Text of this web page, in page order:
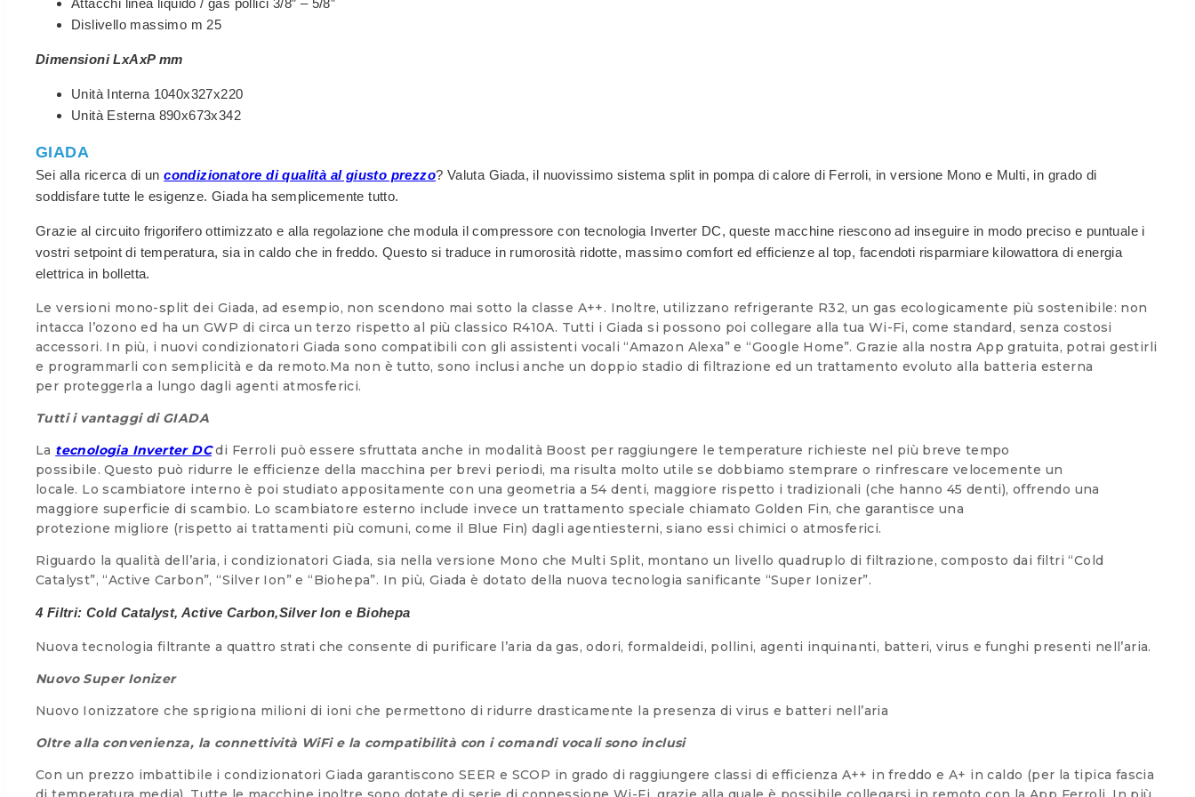
Dislivello massimo m 25
Dimensioni LxAxP mm
Unità Interna 1040x327x220
Unità Esterna 890x673x342
GIADA
Sei alla ricerca di uncondizionatore di qualità al giusto prezzo? Valuta Giada, il nuovissimo sistema split in pompa di calore di Ferroli, in versione Mono e Multi, in grado di
soddisfare tutte le esigenze. Giada ha semplicemente tutto.
Grazie al circuito frigorifero ottimizzato e alla regolazione che modula il compressore con tecnologia Inverter DC, queste macchine riescono ad inseguire in modo preciso e puntuale i
vostri setpoint di temperatura, sia in caldo che in freddo. Questo si traduce in rumorosità ridotte, massimo comfort ed efficienze al top, facendoti risparmiare kilowattora di energia
elettrica in bolletta.
Le versioni mono-split dei Giada, ad esempio, non scendono mai sotto la classe A++. Inoltre, utilizzano refrigerante R32, un gas ecologicamente più sostenibile: non
intacca l’ozono ed ha un GWP di circa un terzo rispetto al più classico R410A. Tutti i Giada si possono poi collegare alla tua Wi-Fi, come standard, senza costosi
accessori. In più, i nuovi condizionatori Giada sono compatibili con gli assistenti vocali “Amazon Alexa” e “Google Home”. Grazie alla nostra App gratuita, potrai gestirli
e programmarli con semplicità e da remoto.Ma non è tutto, sono inclusi anche un doppio stadio di filtrazione ed un trattamento evoluto alla batteria esterna
per proteggerla a lungo dagli agenti atmosferici.
Tutti i vantaggi di GIADA
La tecnologia Inverter DCdi Ferroli può essere sfruttata anche in modalità Boost per raggiungere le temperature richieste nel più breve tempo
possibile. Questo può ridurre le efficienze della macchina per brevi periodi, ma risulta molto utile se dobbiamo stemprare o rinfrescare velocemente un
locale. Lo scambiatore interno è poi studiato appositamente con una geometria a 54 denti, maggiore rispetto i tradizionali (che hanno 45 denti), offrendo una
maggiore superficie di scambio. Lo scambiatore esterno include invece un trattamento speciale chiamato Golden Fin, che garantisce una
protezione migliore (rispetto ai trattamenti più comuni, come il Blue Fin) dagli agentiesterni, siano essi chimici o atmosferici.
Riguardo la qualità dell’aria, i condizionatori Giada, sia nella versione Mono che Multi Split, montano un livello quadruplo di filtrazione, composto dai filtri “Cold
Catalyst”, “Active Carbon”, “Silver Ion” e “Biohepa”. In più, Giada è dotato della nuova tecnologia sanificante “Super Ionizer”.
4 Filtri: Cold Catalyst, Active Carbon,Silver Ion e Biohepa
Nuova tecnologia filtrante a quattro strati che consente di purificare l’aria da gas, odori, formaldeidi, pollini, agenti inquinanti, batteri, virus e funghi presenti nell’aria.
Nuovo Super Ionizer
Nuovo Ionizzatore che sprigiona milioni di ioni che permettono di ridurre drasticamente la presenza di virus e batteri nell’aria
Oltre alla convenienza, la connettività WiFi e la compatibilità con i comandi vocali sono inclusi
Con un prezzo imbattibile i condizionatori Giada garantiscono SEER e SCOP in grado di raggiungere classi di efficienza A++ in freddo e A+ in caldo (per la tipica fascia